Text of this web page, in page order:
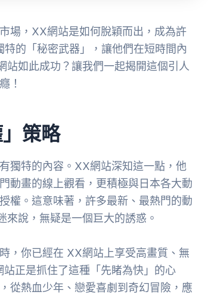
場，XX網站是如何脫穎而出，成為許
的「秘密武器」，讓他們在短時間內
如此成功？讓我們一起揭開這個引人
！
策略
獨特的內容。XX網站深知這一點，他
動畫的線上觀看，更積極與日本各大動
權。這意味著，許多最新、最熱門的動
說，無疑是一個巨大的誘惑。
，你已經在 XX網站上享受高畫質、無
正是抓住了這種「先睹為快」的心
從熱血少年、戀愛喜劇到奇幻冒險，應